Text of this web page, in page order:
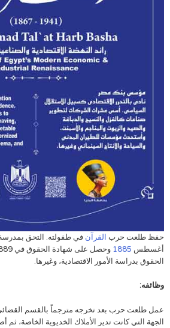
حفظ طلعت حرب القرآن في طفولته. التحق
أغسطس 1885
الحقوق بدراسة الأمور الاقتصادية، وغيرها.
وظائفه:
عمل طلعت حرب بعد تخرجه مترجماً بالقسم القضائي
الجهة التي كانت تدير الأملاك الخديوية الخاصة، ثم